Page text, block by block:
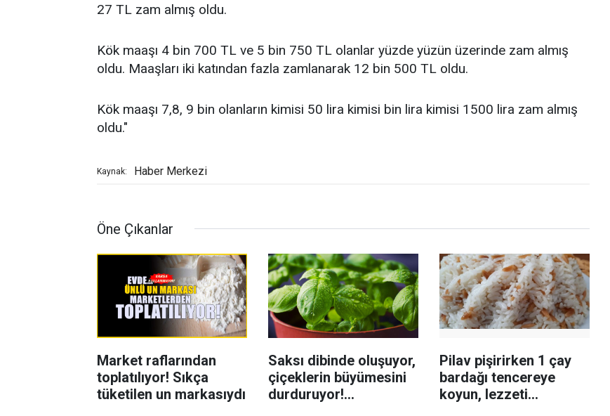
27 TL zam almış oldu.
Kök maaşı 4 bin 700 TL ve 5 bin 750 TL olanlar yüzde yüzün üzerinde zam almış
oldu. Maaşları iki katından fazla zamlanarak 12 bin 500 TL oldu.
Kök maaşı 7,8, 9 bin olanların kimisi 50 lira kimisi bin lira kimisi 1500 lira zam almış
oldu."
Kaynak: Haber Merkezi
Öne Çıkanlar
Market raflarından
toplatılıyor! Sıkça
tüketilen un markasıydı
Saksı dibinde oluşuyor,
çiçeklerin büyümesini
durduruyor!
Pilav pişirirken 1 çay
bardağı tencereye
koyun, lezzeti